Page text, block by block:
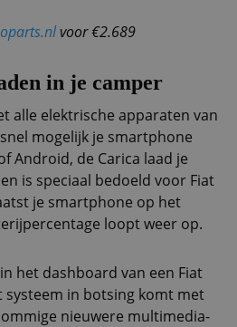
voor €2.689
in je camper
alle elektrische apparaten van
mogelijk je smartphone
Android, de Carica laad je
is speciaal bedoeld voor Fiat
je smartphone op het
loopt weer op.
het dashboard van een Fiat
systeem in botsing komt met
nieuwere multimedia-